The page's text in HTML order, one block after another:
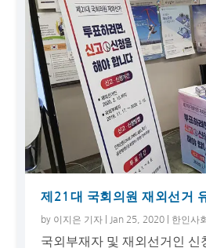
제21대 국회의원 재외선거
by 이지은 기자 Jan 25, 2020 한인사회
국외부재자 및 재외선거인